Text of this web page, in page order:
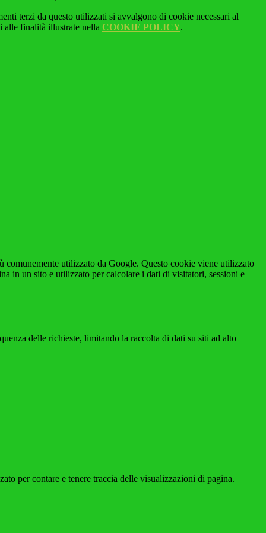
terzi da questo utilizzati si avvalgono di cookie necessari al
alle finalità illustrate nella COOKIE POLICY.
utilizzato da Google. Questo cookie viene utilizzato
in un sito e utilizzato per calcolare i dati di visitatori, sessioni e
delle richieste, limitando la raccolta di dati su siti ad alto
per contare e tenere traccia delle visualizzazioni di pagina.